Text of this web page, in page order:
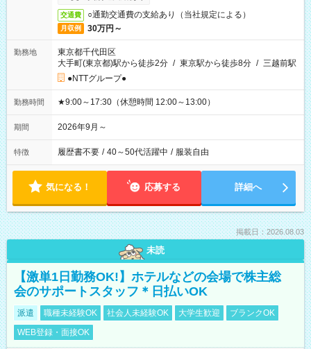
交通費 ○通勤交通費の支給あり（当社規定による）
月収例 30万円～
勤務地
東京都千代田区
大手町(東京都)駅から徒歩2分 / 東京駅から徒歩8分 / 三越前駅
●NTTグループ●
勤務時間 ★9:00～17:30（休憩時間 12:00～13:00）
期間 2026年9月～
特徴 履歴書不要 / 40～50代活躍中 / 服装自由
気になる！ 応募する 詳細へ
掲載日：2026.08.03
未読
【激単1日勤務OK!】ホテルなどの会場で株主総
会のサポートスタッフ＊日払いOK
派遣 職種未経験OK 社会人未経験OK 大学生歓迎
ブランクOK
WEB登録・面接OK